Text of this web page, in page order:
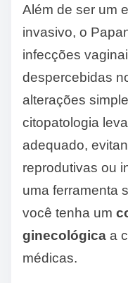
Além de ser um
invasivo, o
infecções
despercebidas
alterações
citopatologia
adequado,
reprodutivas ou
uma ferramenta
você tenha um
ginecológica a
médicas.